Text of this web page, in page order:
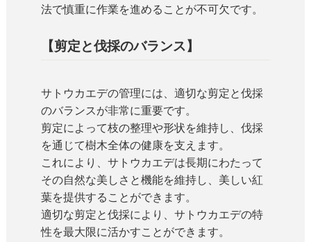
法で慎重に作業を進めることが不可欠です。
【剪定と伐採のバランス】
サトウカエデの管理には、適切な剪定と伐採
のバランスが非常に重要です。
剪定によって枝の整理や形状を維持し、伐採
を通じて樹木全体の健康を支えます。
これにより、サトウカエデは長期にわたって
その自然な美しさと機能を維持し、美しい紅
葉を提供することができます。
適切な剪定と伐採により、サトウカエデの特
性を最大限に活かすことができます。